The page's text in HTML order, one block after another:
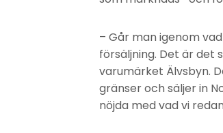
– Går man igenom
försäljning. Det är det
varumärket Älvsbyn.
gränser och säljer in
nöjda med vad vi